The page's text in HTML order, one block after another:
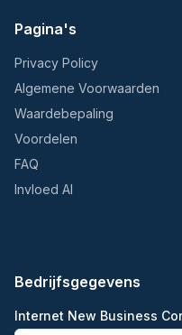
Pagina's
Privacy Policy
Algemene Voorwaarden
Waardebepaling
Voordelen
FAQ
Invloed AI
Bedrijfsgegevens
Internet New Business